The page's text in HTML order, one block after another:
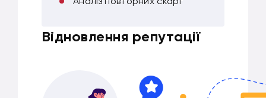
Відновлення репутації